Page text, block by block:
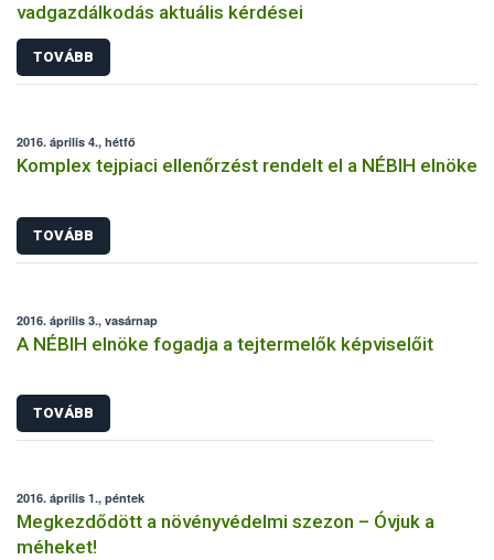
vadgazdálkodás aktuális kérdései
TOVÁBB
2016. április 4., hétfő
Komplex tejpiaci ellenőrzést rendelt el a NÉBIH elnöke
TOVÁBB
2016. április 3., vasárnap
A NÉBIH elnöke fogadja a tejtermelők képviselőit
TOVÁBB
2016. április 1., péntek
Megkezdődött a növényvédelmi szezon – Óvjuk a
méheket!